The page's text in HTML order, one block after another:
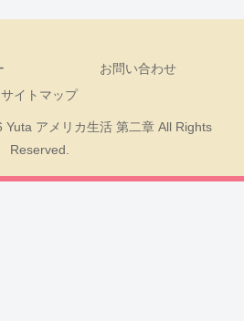
お問い合わせ
サイトマップ
アメリカ生活 第二章 All Rights
Reserved.